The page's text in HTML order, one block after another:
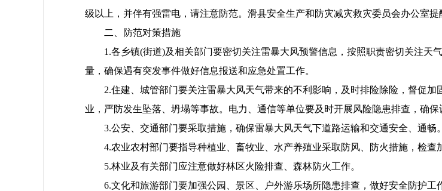
级以上，并伴有强雷电，请注意防范。滑县安全生产和防灾减灾救灾委员会办公室提
二、防范对策措施
1.各乡镇(街道)及相关部门要密切关注雷暴大风预警信息，按照职责密切关注天
量，确保遇有突发事件做好信息报送和应急处置工作。
2.住建、城管部门要关注雷暴大风天气带来的不利影响，及时排险除险，督促加
业，严防发生坠落、坍塌等事故。电力、通信等单位要及时开展风险隐患排查，确保
3.公安、交通部门要采取措施，确保雷暴大风天气下道路运输和交通安全、通畅。
4.农业农村部门要指导种植业、畜牧业、水产养殖业采取防风、防火措施，检查
5.林业及有关部门应注意做好林区火险排查、森林防火工作。
6.文化和旅游部门要加强公园、景区、户外游乐场所隐患排查，做好安全防护工